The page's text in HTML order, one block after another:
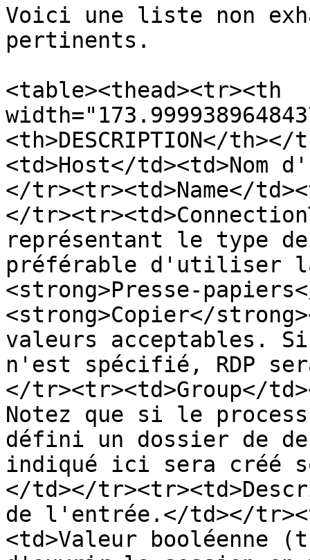
Voici une liste non
pertinents.
<table><thead><tr><th
<th>DESCRIPTION</
<td>Host</
</tr><tr><td>Name</
</
représentant le type
préférable d'utiliser la
<strong>Presse-
<strong>Copier</
valeurs acceptables.
n'est spécifié, RDP
</tr><tr><td>Group</
Notez que si le
défini un dossier de
indiqué ici sera créé
</td></
de l'entrée.</td></
<td>Valeur booléenne